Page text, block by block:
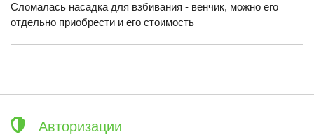
Сломалась насадка для взбивания - венчик, можно его
отдельно приобрести и его стоимость
Авторизации